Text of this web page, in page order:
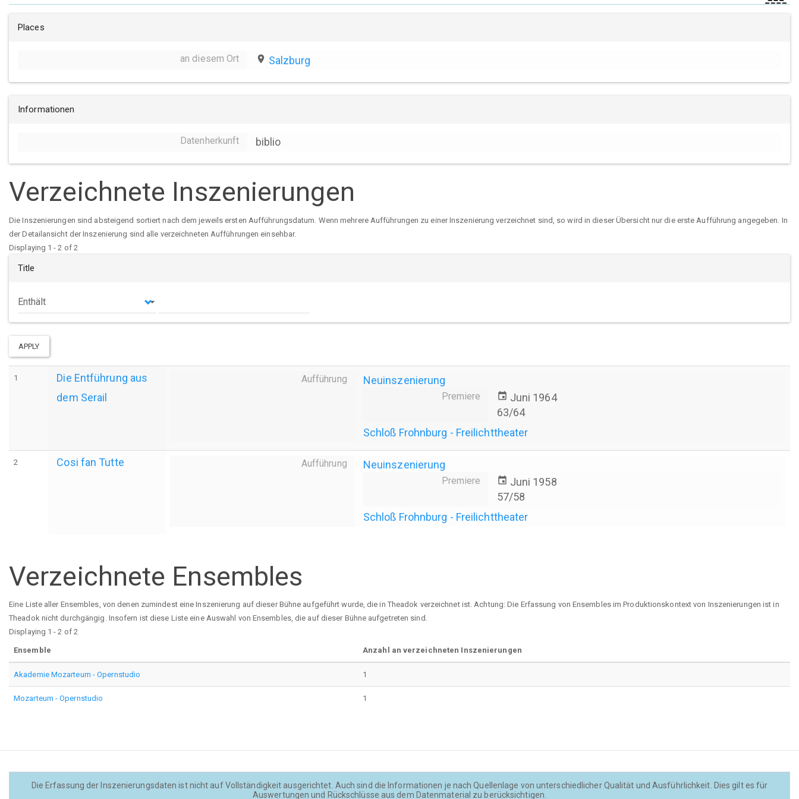
Places
an diesem Ort place Salzburg
Informationen
Datenherkunft biblio
Verzeichnete Inszenierungen
Die Inszenierungen sind absteigend sortiert nach dem jeweils ersten Aufführungsdatum. Wenn mehrere Aufführungen zu einer Inszenierung verzeichnet sind, so wird in dieser Übersicht nur die erste Aufführung angegeben. In
der Detailansicht der Inszenierung sind alle verzeichneten Aufführungen einsehbar.
Displaying 1 - 2 of 2
Title
Operator
APPLY
1
Die Entführung aus
dem Serail
Aufführung Neuinszenierung
Premiere event Juni 1964
63/64
Schloß Frohnburg - Freilichttheater
2 Cosi fan Tutte Aufführung Neuinszenierung
Premiere event Juni 1958
57/58
Schloß Frohnburg - Freilichttheater
Verzeichnete Ensembles
Eine Liste aller Ensembles, von denen zumindest eine Inszenierung auf dieser Bühne aufgeführt wurde, die in Theadok verzeichnet ist. Achtung: Die Erfassung von Ensembles im Produktionskontext von Inszenierungen ist in
Theadok nicht durchgängig. Insofern ist diese Liste eine Auswahl von Ensembles, die auf dieser Bühne aufgetreten sind.
Displaying 1 - 2 of 2
Ensemble Anzahl an verzeichneten Inszenierungen
Akademie Mozarteum - Opernstudio 1
Mozarteum - Opernstudio 1
Die Erfassung der Inszenierungsdaten ist nicht auf Vollständigkeit ausgerichtet. Auch sind die Informationen je nach Quellenlage von unterschiedlicher Qualität und Ausführlichkeit. Dies gilt es für
Auswertungen und Rückschlüsse aus dem Datenmaterial zu berücksichtigen.